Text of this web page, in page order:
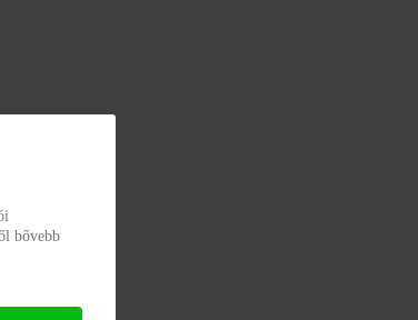
bővebb